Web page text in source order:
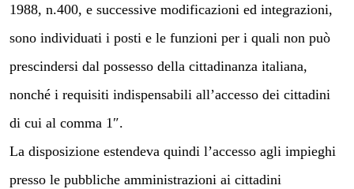
1988, n.400, e successive modificazioni ed integrazioni,
sono individuati i posti e le funzioni per i quali non può
prescindersi dal possesso della cittadinanza italiana,
nonché i requisiti indispensabili all’accesso dei cittadini
di cui al comma 1″.
La disposizione estendeva quindi l’accesso agli impieghi
presso le pubbliche amministrazioni ai cittadini